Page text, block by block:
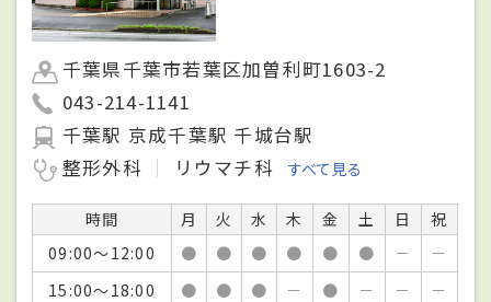
千葉県千葉市若葉区加曽利町1603-2
043-214-1141
千葉駅 京成千葉駅 千城台駅
整形外科
リウマチ科 すべて見る
時間 月 火 水 木 金 土 日
祝
09:00～12:00
● ● ● ● ● ● －
－
15:00～18:00
● ● ● － ● － －
－